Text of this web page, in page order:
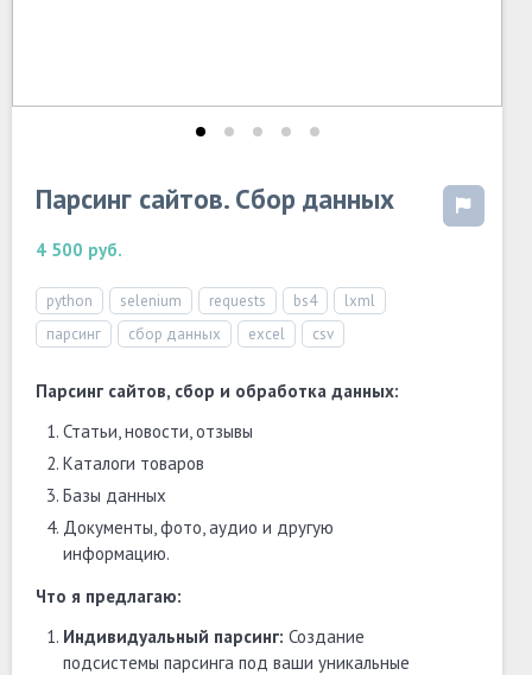
Парсинг сайтов. Сбор данных
4 500 руб.
python selenium requests bs4
lxml
парсинг
сбор данных excel csv
Парсинг сайтов, сбор и обработка данных:
Статьи, новости, отзывы
Каталоги товаров
Базы данных
Документы, фото, аудио и другую
информацию.
Что я предлагаю:
Индивидуальный парсинг: Создание
подсистемы парсинга под ваши уникальные